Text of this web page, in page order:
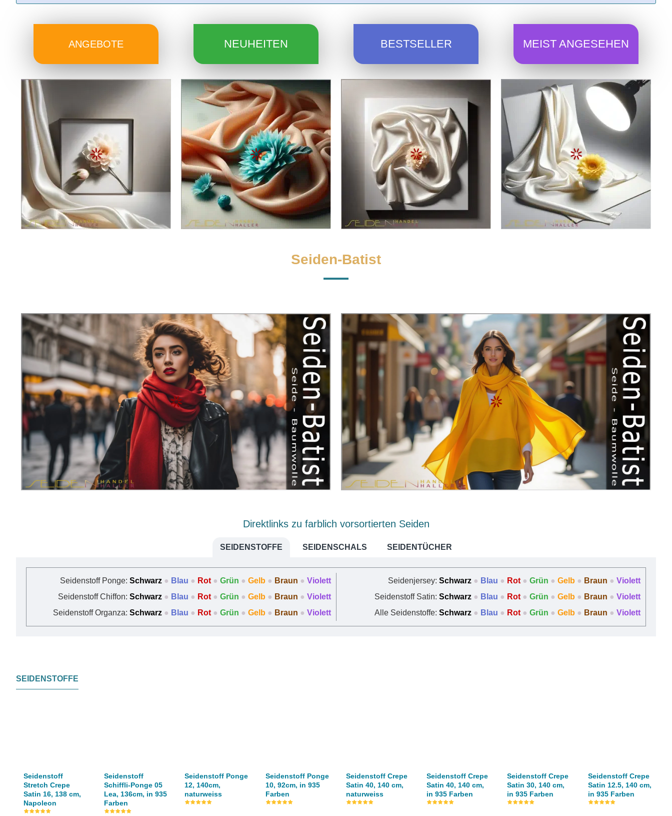
ANGEBOTE NEUHEITEN BESTSELLER MEIST ANGESEHEN
Seiden-Batist
Direktlinks zu farblich vorsortierten Seiden
SEIDENSTOFFE SEIDENSCHALS SEIDENTÜCHER
Seidenstoff Ponge: Schwarz ● Blau ● Rot ● Grün ● Gelb ● Braun ● Violett
Seidenstoff Chiffon: Schwarz ● Blau ● Rot ● Grün ● Gelb ● Braun ● Violett
Seidenstoff Organza: Schwarz ● Blau ● Rot ● Grün ● Gelb ● Braun ● Violett
Seidenjersey: Schwarz ● Blau ● Rot ● Grün ● Gelb ● Braun ● Violett
Seidenstoff Satin: Schwarz ● Blau ● Rot ● Grün ● Gelb ● Braun ● Violett
Alle Seidenstoffe: Schwarz ● Blau ● Rot ● Grün ● Gelb ● Braun ● Violett
SEIDENSTOFFE
Seidenstoff
Stretch Crepe
Satin 16, 138 cm,
Napoleon
Seidenstoff
Schiffli-Ponge 05
Lea, 136cm, in 935
Farben
Seidenstoff Ponge
12, 140cm,
naturweiss
Seidenstoff Ponge
10, 92cm, in 935
Farben
Seidenstoff Crepe
Satin 40, 140 cm,
naturweiss
Seidenstoff Crepe
Satin 40, 140 cm,
in 935 Farben
Seidenstoff Crepe
Satin 30, 140 cm,
in 935 Farben
Seidenstoff Crepe
Satin 12.5, 140 cm,
in 935 Farben